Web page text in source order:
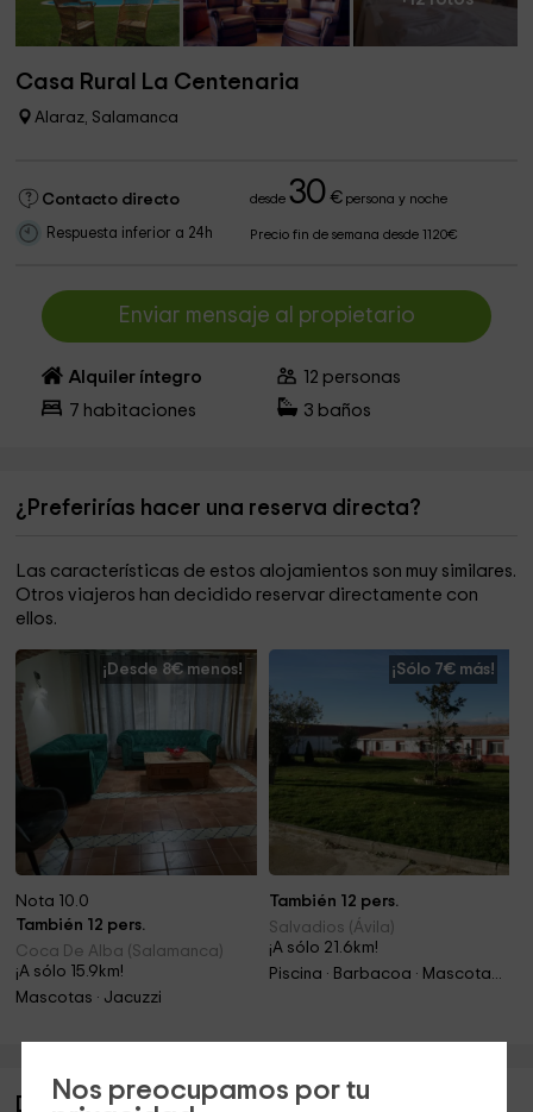
Nos preocupamos por tu
Casa Rural La Centenaria
Alaraz, Salamanca
Contacto directo desde30 €persona y noche
Respuesta inferior a 24h Precio fin de semana desde 1120€
Enviar mensaje al propietario
Alquiler íntegro 12 personas
7 habitaciones 3 baños
¿Preferirías hacer una reserva directa?
Las características de estos alojamientos son muy similares.
Otros viajeros han decidido reservar directamente con
ellos.
¡Desde 8€ menos!
Nota 10.0
También 12 pers.
Coca De Alba (Salamanca)
¡A sólo 15.9km!
Mascotas · Jacuzzi
¡Sólo 7€ más!
También 12 pers.
Salvadios (Ávila)
¡A sólo 21.6km!
Piscina · Barbacoa · Mascotas · Chimenea
Descripción de Casa Rural La Centenaria